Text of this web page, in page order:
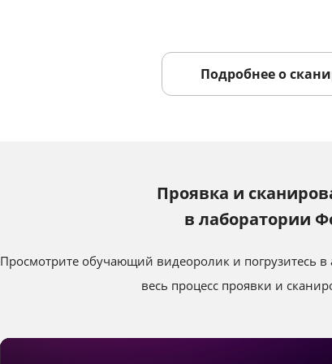
Подробнее о
Проявка и
в лаборатории
Просмотрите обучающий видеоролик и погрузитесь
весь процесс проявки и